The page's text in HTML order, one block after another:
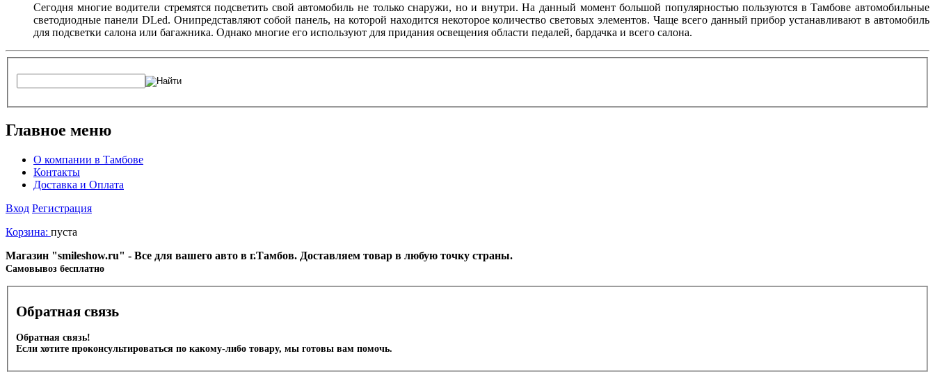
Сегодня многие водители стремятся подсветить свой автомобиль не только снаружи, но и внутри. На данный момент большой популярностью пользуются в Тамбове автомобильные
светодиодные панели DLed. Онипредставляют собой панель, на которой находится некоторое количество световых элементов. Чаще всего данный прибор устанавливают в автомобиль
для подсветки салона или багажника. Однако многие его используют для придания освещения области педалей, бардачка и всего салона.
Главное меню
О компании в Тамбове
Контакты
Доставка и Оплата
Вход Регистрация
Корзина: пуста
Магазин "smileshow.ru" - Все для вашего авто в г.Тамбов. Доставляем товар в любую точку страны.
Cамовывоз бесплатно
Обратная связь
Обратная связь!
Если хотите проконсультироваться по какому-либо товару, мы готовы вам помочь.